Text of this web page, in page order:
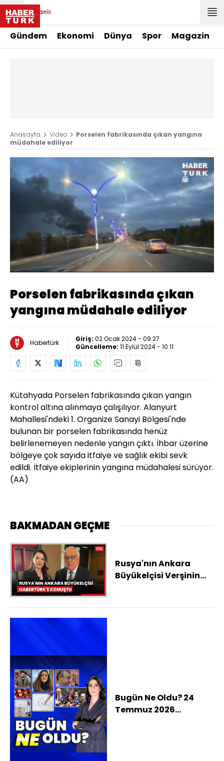
Canlı
Gündem Ekonomi Dünya Spor Magazin
Anasayfa Video
Porselen fabrikasında çıkan yangına
müdahale ediliyor
Aç
Yüklendi:
61.22%
Hızı
Porselen fabrikasında çıkan
yangına müdahale ediliyor
Habertürk Giriş: 02 Ocak 2024 - 09:27
Güncelleme: 11 Eylül 2024 - 10:11
Kütahyada Porselen fabrikasında çıkan yangın
kontrol altına alınmaya çalışılıyor. Alanyurt
Mahallesi'ndeki 1. Organize Sanayi Bölgesi'nde
bulunan bir porselen fabrikasında henüz
belirlenemeyen nedenle yangın çıktı. İhbar üzerine
bölgeye çok sayıda itfaiye ve sağlık ekibi sevk
edildi. İtfaiye ekiplerinin yangına müdahalesi sürüyor.
(AA)
BAKMADAN GEÇME
Rusya'nın Ankara
Büyükelçisi Verşinin
Bugün Ne Oldu? 24
Temmuz 2026